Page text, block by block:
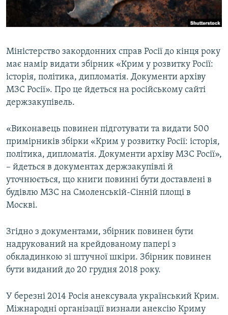
СВІДЧЕННЯ ОКУПАЦІЇ
УКРАЇНСЬКА ПРОБЛЕМА КРИМУ
Qırımtatar
Усі сайти RFE/RL
Міністерство закордонних справ Росії до кінця року
має намір видати збірник «Крим у розвитку Росії:
історія, політика, дипломатія. Документи архіву
МЗС Росії». Про це йдеться на російському сайті
держзакупівель.
«Виконавець повинен підготувати та видати 500
примірників збірки «Крим у розвитку Росії: історія,
політика, дипломатія. Документи архіву МЗС Росії»,
– йдеться в документах держзакупівлі й
уточнюється, що книги повинні бути доставлені в
будівлю МЗС на Смоленській-Сінній площі в
Москві.
Згідно з документами, збірник повинен бути
надрукований на крейдованому папері з
обкладинкою зі штучної шкіри. Збірник повинен
бути виданий до 20 грудня 2018 року.
У березні 2014 Росія анексувала український Крим.
Міжнародні організації визнали анексію Криму